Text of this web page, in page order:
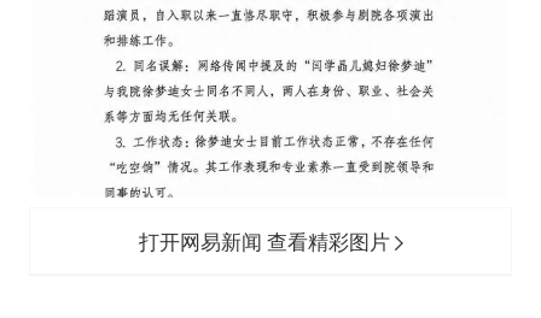
打开网易新闻 查看精彩图片